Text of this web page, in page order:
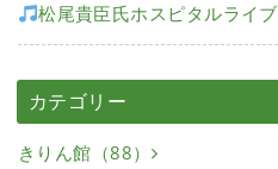
松尾貴臣氏ホスピタルライブ
カテゴリー
きりん館（88）